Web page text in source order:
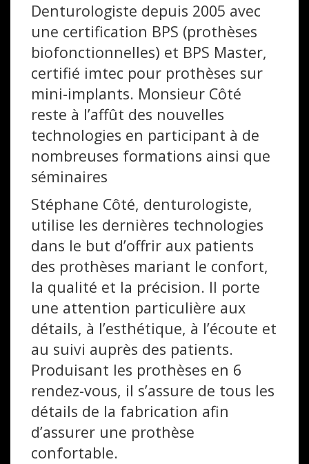
Denturologiste depuis 2005 avec
une certification BPS (prothèses
biofonctionnelles) et BPS Master,
certifié imtec pour prothèses sur
mini-implants. Monsieur Côté
reste à l’affût des nouvelles
technologies en participant à de
nombreuses formations ainsi que
séminaires
Stéphane Côté, denturologiste,
utilise les dernières technologies
dans le but d’offrir aux patients
des prothèses mariant le confort,
la qualité et la précision. Il porte
une attention particulière aux
détails, à l’esthétique, à l’écoute et
au suivi auprès des patients.
Produisant les prothèses en 6
rendez-vous, il s’assure de tous les
détails de la fabrication afin
d’assurer une prothèse
confortable.